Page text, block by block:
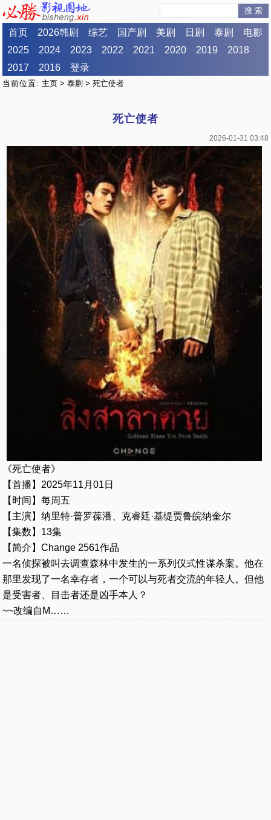
搜 索
首页 2026韩剧 综艺 国产剧 美剧 日剧 泰剧
电影
2025
2024 2023 2022 2021 2020 2019
2018
2017
2016 登录
当前位置: 主页 >泰剧 > 死亡使者
死亡使者
2026-01-31 03:48
《死亡使者》
【首播】2025年11月01日
【时间】每周五
【主演】纳里特·普罗葆潘、克睿廷·基缇贾鲁皖纳奎尔
【集数】13集
【简介】Change 2561作品
一名侦探被叫去调查森林中发生的一系列仪式性谋杀案。他在
那里发现了一名幸存者，一个可以与死者交流的年轻人。但他
是受害者、目击者还是凶手本人？
~~改编自M……